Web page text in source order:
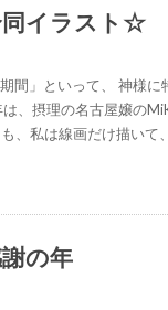
同イラスト☆
間」といって、 神様に
、摂理の名古屋嬢の
、私は線画だけ描いて
の年